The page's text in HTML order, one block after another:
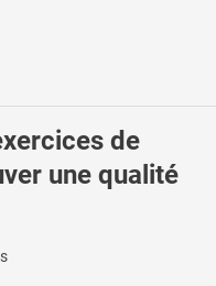
de
une qualité